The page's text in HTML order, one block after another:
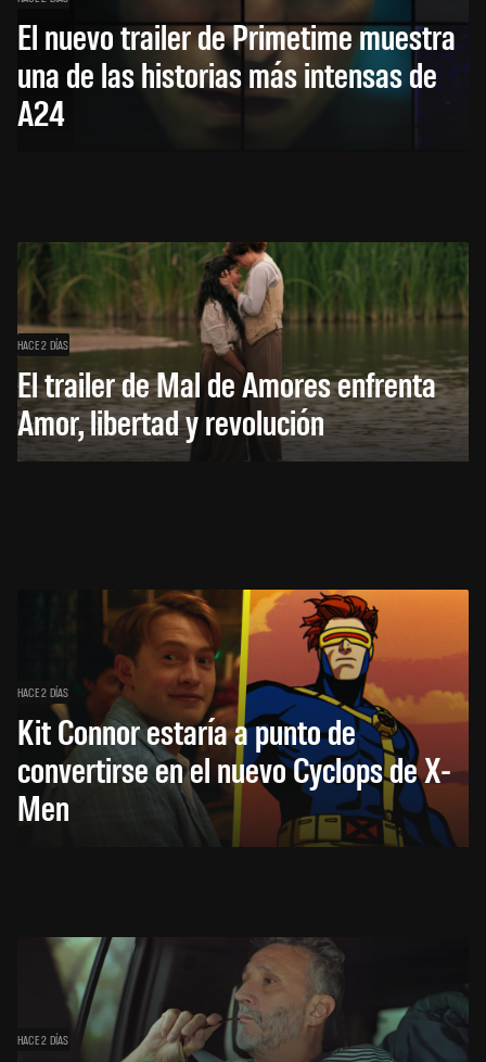
El nuevo trailer de Primetime muestra
una de las historias más intensas de
A24
HACE 2 DÍAS
El trailer de Mal de Amores enfrenta
Amor, libertad y revolución
HACE 2 DÍAS
Kit Connor estaría a punto de
convertirse en el nuevo Cyclops de X-
Men
HACE 2 DÍAS